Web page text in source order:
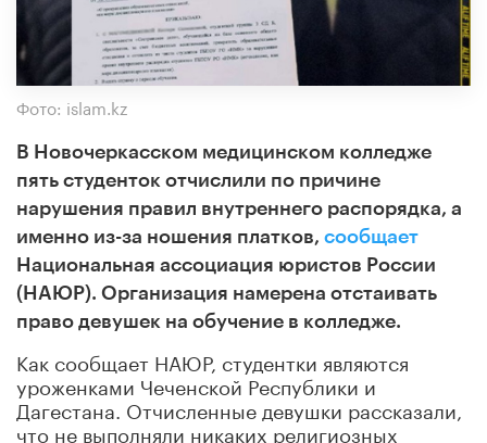
Фото: islam.kz
В Новочеркасском медицинском колледже
пять студенток отчислили по причине
нарушения правил внутреннего распорядка, а
именно из-за ношения платков, сообщает
Национальная ассоциация юристов России
(НАЮР). Организация намерена отстаивать
право девушек на обучение в колледже.
Как сообщает НАЮР, студентки являются
уроженками Чеченской Республики и
Дагестана. Отчисленные девушки рассказали,
что не выполняли никаких религиозных